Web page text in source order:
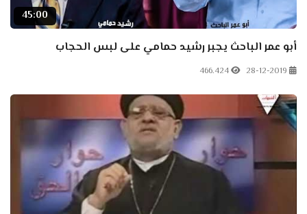
45:00
أبو عمر الباحث يجبر رشيد حمامي على لبس الحجاب
28-12-2019
466.424